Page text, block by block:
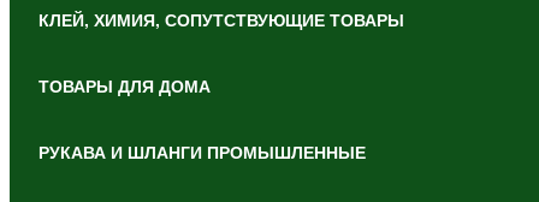
КЛЕЙ, ХИМИЯ, СОПУТСТВУЮЩИЕ ТОВАРЫ
ТОВАРЫ ДЛЯ ДОМА
РУКАВА И ШЛАНГИ ПРОМЫШЛЕННЫЕ